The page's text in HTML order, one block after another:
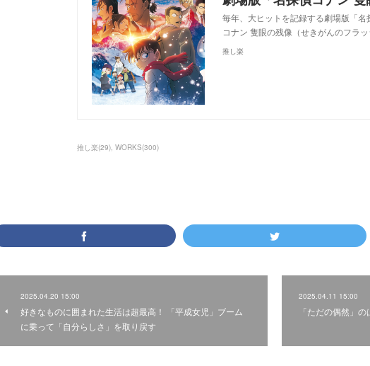
毎年、大ヒットを記録する劇場版「
コナン 隻眼の残像（せきがんのフラ
推し楽
推し楽(29) WORKS(300)
2025.04.20 15:00
好きなものに囲まれた生活は超最高！ 「平成女児」ブーム
に乗って「自分らしさ」を取り戻す
2025.04.11 15:00
「ただの偶然」